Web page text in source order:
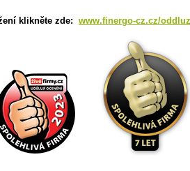
klikněte zde: www.finergo-cz.cz/